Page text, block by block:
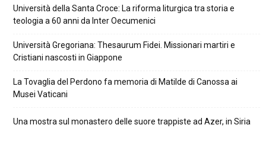
Università della Santa Croce: La riforma liturgica tra storia e
teologia a 60 anni da Inter Oecumenici
Università Gregoriana: Thesaurum Fidei. Missionari martiri e
Cristiani nascosti in Giappone
La Tovaglia del Perdono fa memoria di Matilde di Canossa ai
Musei Vaticani
Una mostra sul monastero delle suore trappiste ad Azer, in Siria